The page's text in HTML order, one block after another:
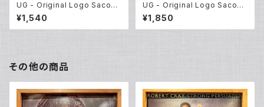
UG - Original Logo Sacoch
e Bag Mini
¥1,540
UG - Original Logo Sacoch
e Bag
¥1,850
その他の商品